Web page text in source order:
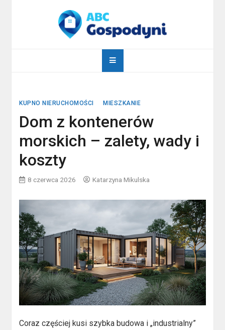
abcgospodyni.pl
KUPNO NIERUCHOMOŚCI MIESZKANIE
Dom z kontenerów
morskich – zalety, wady i
koszty
8 czerwca 2026 Katarzyna Mikulska
Coraz częściej kusi szybka budowa i „industrialny”